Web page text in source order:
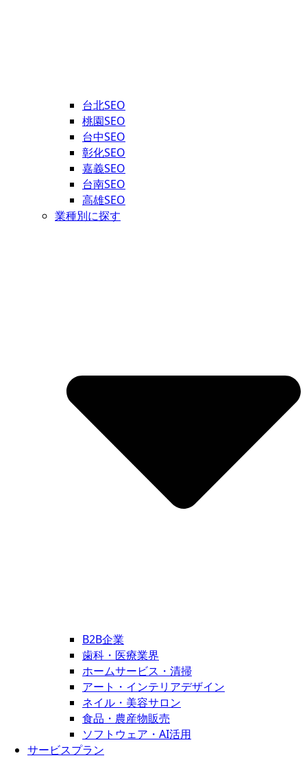
台北SEO
桃園SEO
台中SEO
彰化SEO
嘉義SEO
台南SEO
高雄SEO
業種別に探す
B2B企業
歯科・医療業界
ホームサービス・清掃
アート・インテリアデザイン
ネイル・美容サロン
食品・農産物販売
ソフトウェア・AI活用
サービスプラン